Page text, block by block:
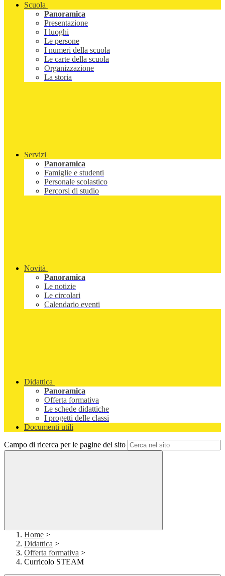
Scuola
Panoramica
Presentazione
I luoghi
Le persone
I numeri della scuola
Le carte della scuola
Organizzazione
La storia
Servizi
Panoramica
Famiglie e studenti
Personale scolastico
Percorsi di studio
Novità
Panoramica
Le notizie
Le circolari
Calendario eventi
Didattica
Panoramica
Offerta formativa
Le schede didattiche
I progetti delle classi
Documenti utili
Campo di ricerca per le pagine del sito
Home >
Didattica >
Offerta formativa >
Curricolo STEAM